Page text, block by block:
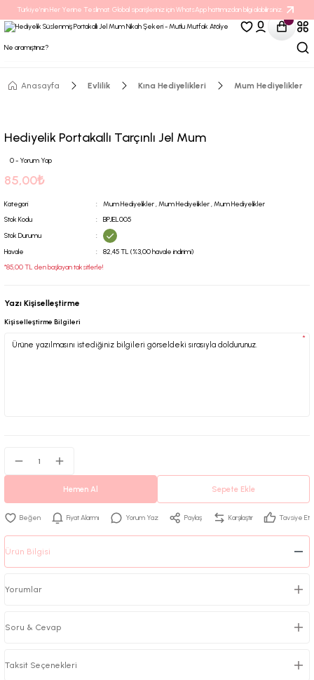
Türkiye’nin Her Yerine Teslimat. Global siparişleriniz için WhatsApp hattımızdan bilgi alabilirsiniz.
Anasayfa Evlilik Kına Hediyelikleri Mum Hediyelikler
Hediyelik Portakallı Tarçınlı Jel Mum
0 - Yorum Yap
85,00₺
Kategori Mum Hediyelikler,Mum Hediyelikler,Mum Hediyelikler
Stok Kodu
BPJEL005
Stok Durumu
Havale
82,45 TL (%3,00 havale indirimi)
*85,00 TL den başlayan taksitlerle!
Yazı Kişiselleştirme
Kişiselleştirme Bilgileri
*
Hemen Al Sepete Ekle
Fiyat Alarmı Yorum Yaz Paylaş Karşılaştır Tavsiye Et
Ürün Bilgisi
Yorumlar
Soru & Cevap
Taksit Seçenekleri